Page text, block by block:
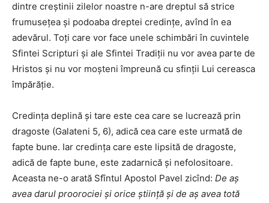
dintre creştinii zilelor noastre n-are dreptul să strice
frumuseţea şi podoaba dreptei credinţe, avînd în ea
adevărul. Toţi care vor face unele schimbări în cuvintele
Sfintei Scripturi şi ale Sfintei Tradiţii nu vor avea parte de
Hristos şi nu vor moşteni împreună cu sfinţii Lui cereasca
împărăţie.
Credinţa deplină şi tare este cea care se lucrează prin
dragoste (Galateni 5, 6), adică cea care este urmată de
fapte bune. Iar credinţa care este lipsită de dragoste,
adică de fapte bune, este zadarnică şi nefolositoare.
Aceasta ne-o arată Sfîntul Apostol Pavel zicînd: De aş
avea darul proorociei şi orice ştiinţă şi de aş avea totă